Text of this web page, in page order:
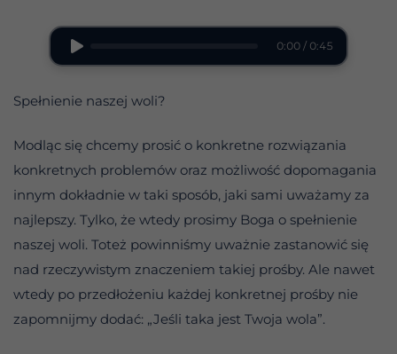
0:00 / 0:45
Spełnienie naszej woli?
Modląc się chcemy prosić o konkretne rozwiązania
konkretnych problemów oraz możliwość dopomagania
innym dokładnie w taki sposób, jaki sami uważamy za
najlepszy. Tylko, że wtedy prosimy Boga o spełnienie
naszej woli. Toteż powinniśmy uważnie zastanowić się
nad rzeczywistym znaczeniem takiej prośby. Ale nawet
wtedy po przedłożeniu każdej konkretnej prośby nie
zapomnijmy dodać: „Jeśli taka jest Twoja wola”.